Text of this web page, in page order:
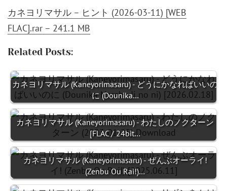
カネヨリマサル – ヒント (2026-03-11) [WEB
FLAC].rar – 241.1 MB
Related Posts:
カネヨリマサル (Kaneyorimasaru) - どうにかなればいいの
に (Dounika…
カネヨリマサル (Kaneyorimasaru) - わたしのノクターン
[FLAC / 24bit…
カネヨリマサル (Kaneyorimasaru) - ぜんぶオーライ!
(Zenbu Ou Rai!)…